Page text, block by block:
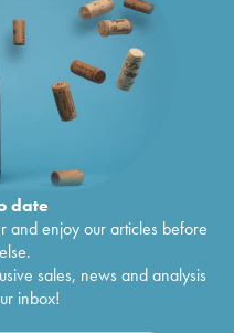
de Saint Préfert €45
Domaine Saint-
€119
Favier
Saint-
Charles Giraud
Favier
de Saint Préfert
date
and enjoy our articles before
sales, news and analysis
inbox!